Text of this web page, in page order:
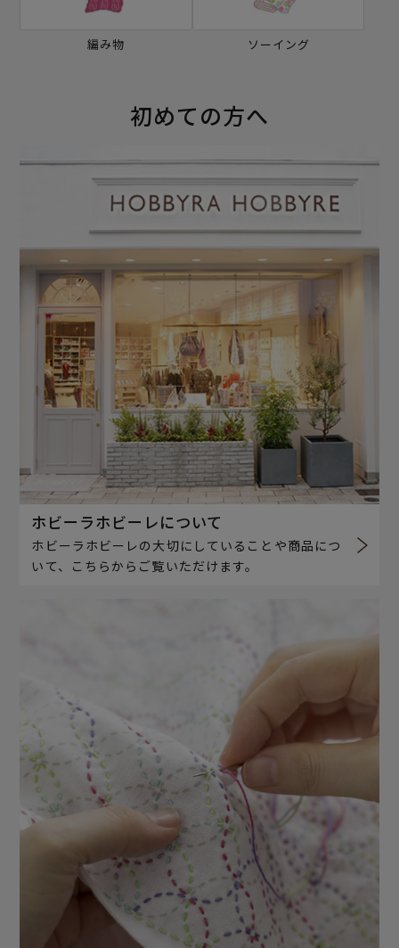
編み物 ソーイング
初めての方へ
ホビーラホビーレについて
ホビーラホビーレの大切にしていることや商品につ
いて、こちらからご覧いただけます。